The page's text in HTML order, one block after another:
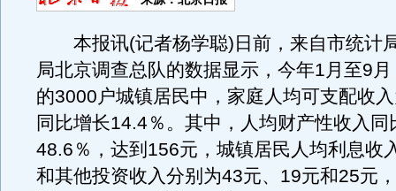
本报讯(记者杨学聪)日前，来自市统计
局北京调查总队的数据显示，今年1月至9
的3000户城镇居民中，家庭人均可支配收
同比增长14.4％。其中，人均财产性收入同
48.6％，达到156元，城镇居民人均利息收
和其他投资收入分别为43元、19元和25元